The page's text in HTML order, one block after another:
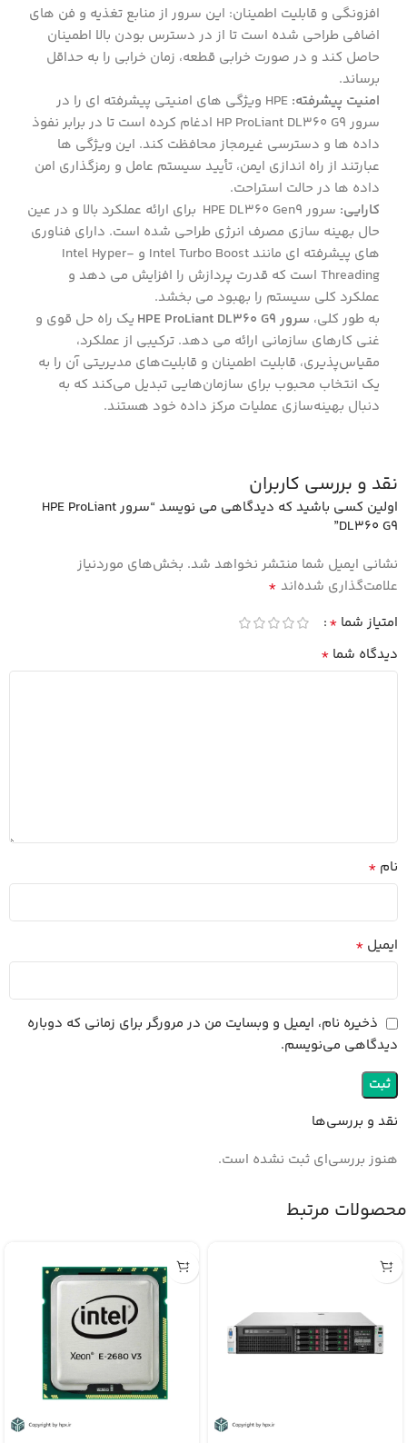
افزونگی و قابلیت اطمینان: این سرور از منابع تغذیه و فن های
اضافی طراحی شده است تا از در دسترس بودن بالا اطمینان
حاصل کند و در صورت خرابی قطعه، زمان خرابی را به حداقل
برساند.
امنیت پیشرفته:
HPE ویژگی های امنیتی پیشرفته ای را در
سرور HP ProLiant DL360 G9 ادغام کرده است تا در برابر نفوذ
داده ها و دسترسی غیرمجاز محافظت کند. این ویژگی ها
عبارتند از راه اندازی ایمن، تأیید سیستم عامل و رمزگذاری امن
داده ها در حالت استراحت.
کارایی:
سرور HPE DL360 Gen9 برای ارائه عملکرد بالا و در عین
حال بهینه سازی مصرف انرژی طراحی شده است. دارای فناوری
های پیشرفته ای مانند Intel Turbo Boost و Intel Hyper-
Threading است که قدرت پردازش را افزایش می دهد و
عملکرد کلی سیستم را بهبود می بخشد.
به طور کلی، سرور HPE ProLiant DL360 G9
یک راه حل قوی و
غنی کارهای سازمانی ارائه می دهد. ترکیبی از عملکرد،
مقیاس‌پذیری، قابلیت اطمینان و قابلیت‌های مدیریتی آن را به
یک انتخاب محبوب برای سازمان‌هایی تبدیل می‌کند که به
دنبال بهینه‌سازی عملیات مرکز داده خود هستند.
نقد و بررسی کاربران
نقد و بررسی‌ها
هنوز بررسی‌ای ثبت نشده است.
اولین کسی باشید که دیدگاهی می نویسد “سرور HPE ProLiant
DL360 G9”
نشانی ایمیل شما منتشر نخواهد شد. بخش‌های موردنیاز
علامت‌گذاری شده‌اند *
امتیاز شما *
دیدگاه شما *
نام *
ایمیل *
ذخیره نام، ایمیل و وبسایت من در مرورگر برای زمانی که دوباره
دیدگاهی می‌نویسم.
محصولات مرتبط